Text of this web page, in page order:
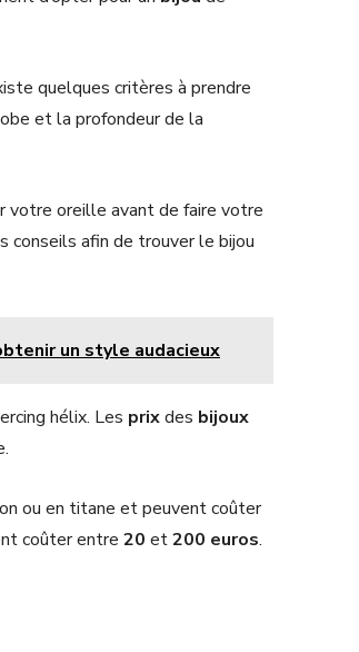
quelques critères à prendre
et la profondeur de la
votre oreille avant de faire votre
conseils afin de trouver le bijou
un style audacieux
hélix. Les prixdes bijoux
ou en titane et peuvent coûter
coûter entre 20 et200 euros.